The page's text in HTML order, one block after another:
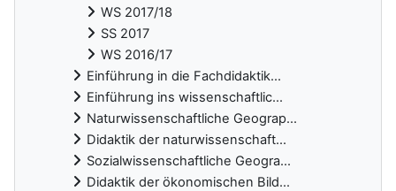
WS 2017/18
SS 2017
WS 2016/17
Einführung in die Fachdidaktik...
Einführung ins wissenschaftlic...
Naturwissenschaftliche Geograp...
Didaktik der naturwissenschaft...
Sozialwissenschaftliche Geogra...
Didaktik der ökonomischen Bild...